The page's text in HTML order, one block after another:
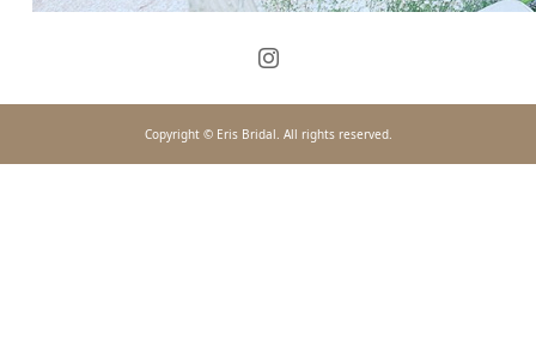
Copyright © Eris Bridal. All rights reserved.